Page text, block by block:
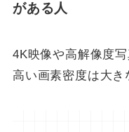
がある人
4K映像や高解像度
高い画素密度は大き